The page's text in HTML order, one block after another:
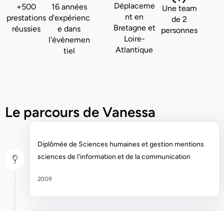
+500
prestations
réussies
16 années
d'expérienc
e dans
l'évènemen
tiel
Déplaceme
nt en
Bretagne et
Loire-
Atlantique
Une team
de 2
personnes
Le parcours de Vanessa
Diplômée de Sciences humaines et gestion mentions
sciences de l'information et de la communication
2009